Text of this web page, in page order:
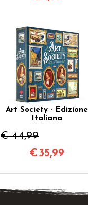
Art Society - Edizione
Italiana
€ 44,99
€35,99